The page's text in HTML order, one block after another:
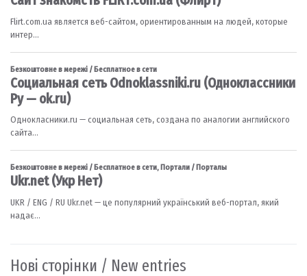
Нові сторінки / New entries